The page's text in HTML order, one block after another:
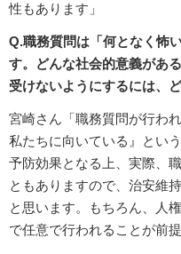
性もあります」
Q.職務質問は「何となく怖
す。どんな社会的意義があ
受けないようにするには、
宮崎さん「職務質問が行わ
私たちに向いている』とい
予防効果となる上、実際、
ともありますので、治安維
と思います。もちろん、人
で任意で行われることが前提